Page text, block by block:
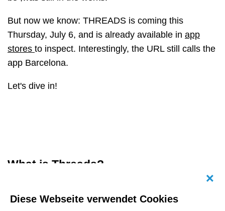
But now we know: THREADS is coming this
Thursday, July 6, and is already available in app
stores to inspect. Interestingly, the URL still calls the
app Barcelona.
Let's dive in!
What is Threads?
by Instagram.
Diese Webseite verwendet Cookies